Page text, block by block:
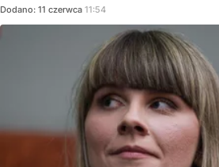
Dodano: 11 czerwca 11:54